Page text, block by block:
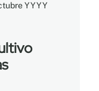
YYYY